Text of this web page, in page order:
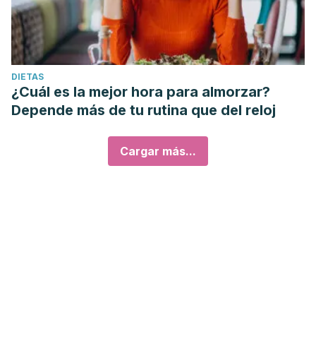
DIETAS
¿Cuál es la mejor hora para almorzar?
Depende más de tu rutina que del reloj
Cargar más...